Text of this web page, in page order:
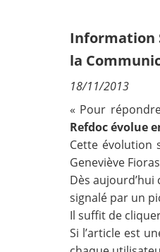
Qui sommes nous ?
Nous suivre
Information
la
18/11/2013
« Pour
Refdoc évolue
Cette évolution
Geneviève
Dès
signalé par un
Il suffit de
Si l’article est